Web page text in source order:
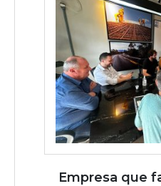
Empresa que